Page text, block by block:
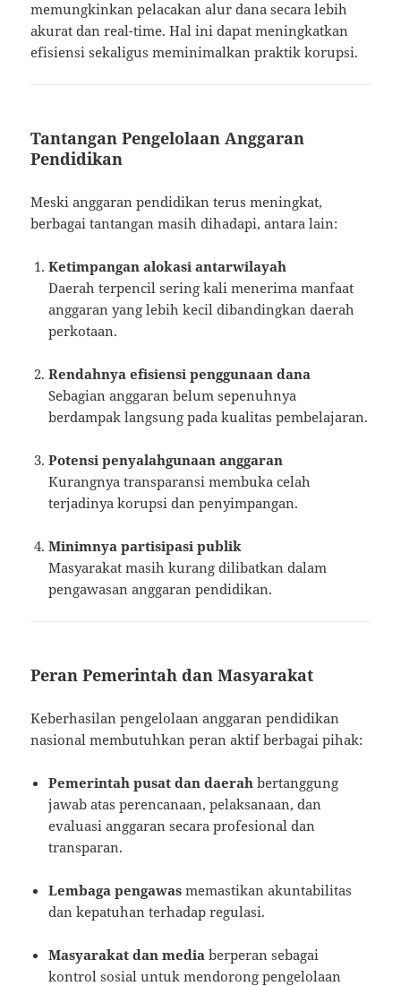
memungkinkan pelacakan alur dana secara lebih
akurat dan real-time. Hal ini dapat meningkatkan
efisiensi sekaligus meminimalkan praktik korupsi.
Tantangan Pengelolaan Anggaran
Pendidikan
Meski anggaran pendidikan terus meningkat,
berbagai tantangan masih dihadapi, antara lain:
Ketimpangan alokasi antarwilayah
Daerah terpencil sering kali menerima manfaat
anggaran yang lebih kecil dibandingkan daerah
perkotaan.
Rendahnya efisiensi penggunaan dana
Sebagian anggaran belum sepenuhnya
berdampak langsung pada kualitas pembelajaran.
Potensi penyalahgunaan anggaran
Kurangnya transparansi membuka celah
terjadinya korupsi dan penyimpangan.
Minimnya partisipasi publik
Masyarakat masih kurang dilibatkan dalam
pengawasan anggaran pendidikan.
Peran Pemerintah dan Masyarakat
Keberhasilan pengelolaan anggaran pendidikan
nasional membutuhkan peran aktif berbagai pihak:
Pemerintah pusat dan daerah bertanggung
jawab atas perencanaan, pelaksanaan, dan
evaluasi anggaran secara profesional dan
transparan.
Lembaga pengawas memastikan akuntabilitas
dan kepatuhan terhadap regulasi.
Masyarakat dan media berperan sebagai
kontrol sosial untuk mendorong pengelolaan